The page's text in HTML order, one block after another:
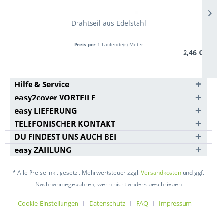
Drahtseil aus Edelstahl
Preis per 1 Laufende(r) Meter
2,46 €
Hilfe & Service
easy2cover VORTEILE
easy LIEFERUNG
TELEFONISCHER KONTAKT
DU FINDEST UNS AUCH BEI
easy ZAHLUNG
* Alle Preise inkl. gesetzl. Mehrwertsteuer zzgl.Versandkosten und ggf.
Nachnahmegebühren, wenn nicht anders beschrieben
Cookie-Einstellungen Datenschutz FAQ
Impressum